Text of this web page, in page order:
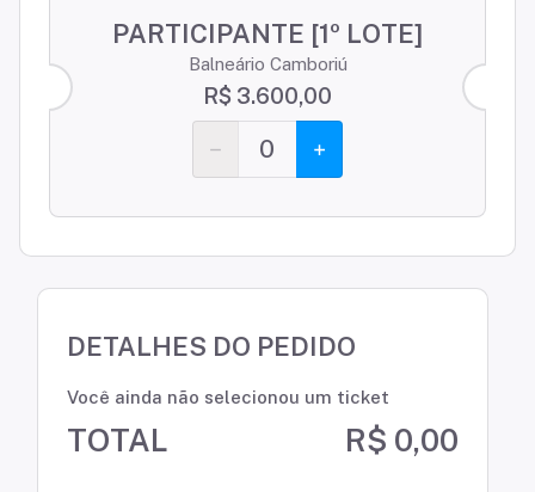
PARTICIPANTE [1º LOTE]
Balneário Camboriú
R$ 3.600,00
0
DETALHES DO PEDIDO
Você ainda não selecionou um ticket
TOTAL R$ 0,00